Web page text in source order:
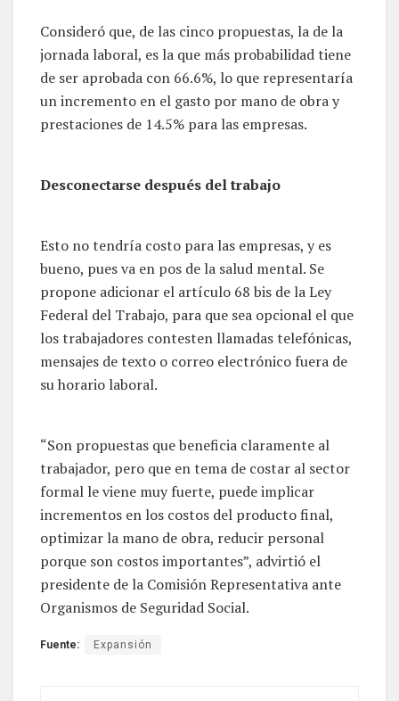
Consideró que, de las cinco propuestas, la de la
jornada laboral, es la que más probabilidad tiene
de ser aprobada con 66.6%, lo que representaría
un incremento en el gasto por mano de obra y
prestaciones de 14.5% para las empresas.
Desconectarse después del trabajo
Esto no tendría costo para las empresas, y es
bueno, pues va en pos de la salud mental. Se
propone adicionar el artículo 68 bis de la Ley
Federal del Trabajo, para que sea opcional el que
los trabajadores contesten llamadas telefónicas,
mensajes de texto o correo electrónico fuera de
su horario laboral.
“Son propuestas que beneficia claramente al
trabajador, pero que en tema de costar al sector
formal le viene muy fuerte, puede implicar
incrementos en los costos del producto final,
optimizar la mano de obra, reducir personal
porque son costos importantes”, advirtió el
presidente de la Comisión Representativa ante
Organismos de Seguridad Social.
Fuente: Expansión